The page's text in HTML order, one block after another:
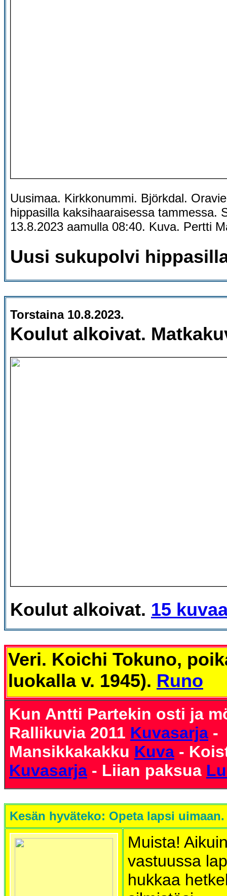
Uusimaa. Kirkkonummi. Björkdal.
hippasilla kaksihaaraisessa tammessa.
13.8.2023 aamulla 08:40. Kuva. Pertti
Uusi sukupolvi
Torstaina 10.8.2023.
Koulut alkoivat.
Koulut alkoivat. 15
Veri. Koichi Tokuno,
luokalla v. 1945). Runo
Kun Antti Partekin osti ja
Rallikuvia 2011 Kuvasarja -
Mansikkakakku Kuva -
Kuvasarja - Liian paksua
Kesän hyväteko: Opeta lapsi uimaan.
Muista!
vastuussa
hukkaa